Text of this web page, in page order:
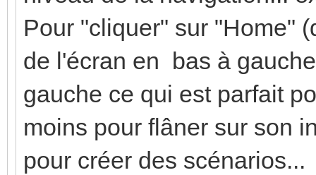
Pour "cliquer" sur "Home"
de l'écran en bas à
gauche ce qui est parfait
moins pour flâner sur son
pour créer des scénarios...